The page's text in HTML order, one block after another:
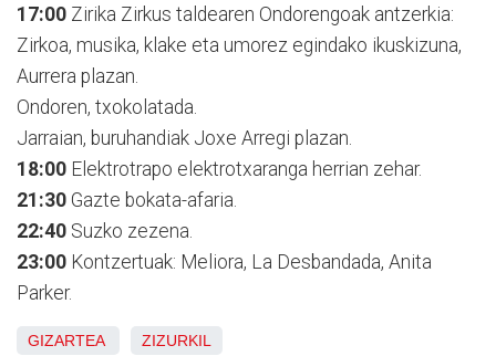
17:00 Zirika Zirkus taldearen Ondorengoak antzerkia:
Zirkoa, musika, klake eta umorez egindako ikuskizuna,
Aurrera plazan.
Ondoren, txokolatada.
Jarraian, buruhandiak Joxe Arregi plazan.
18:00 Elektrotrapo elektrotxaranga herrian zehar.
21:30 Gazte bokata-afaria.
22:40 Suzko zezena.
23:00 Kontzertuak: Meliora, La Desbandada, Anita
Parker.
GIZARTEA ZIZURKIL